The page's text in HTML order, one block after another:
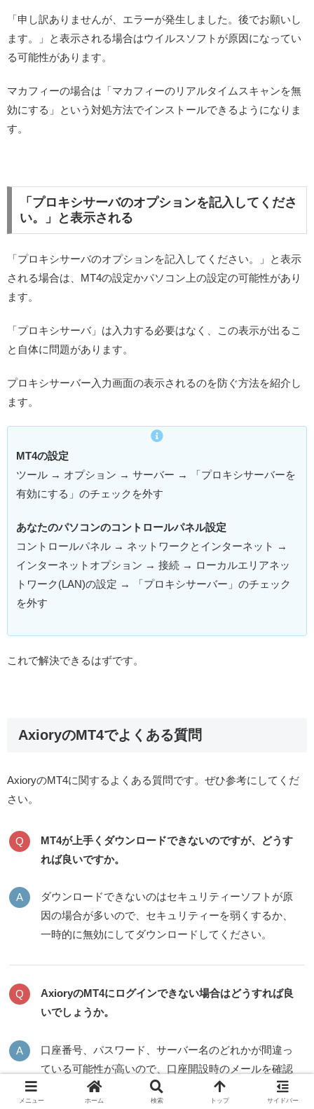
「申し訳ありませんが、エラーが発生しました。後でお願いし
ます。」と表示される場合はウイルスソフトが原因になってい
る可能性があります。
マカフィーの場合は「マカフィーのリアルタイムスキャンを無
効にする」という対処方法でインストールできるようになりま
す。
「プロキシサーバのオプションを記入してくださ
い。」と表示される
「プロキシサーバのオプションを記入してください。」と表示
される場合は、MT4の設定かパソコン上の設定の可能性があり
ます。
「プロキシサーバ」は入力する必要はなく、この表示が出るこ
と自体に問題があります。
プロキシサーバー入力画面の表示されるのを防ぐ方法を紹介し
ます。
MT4の設定
ツール → オプション → サーバー → 「プロキシサーバーを
有効にする」のチェックを外す
あなたのパソコンのコントロールパネル設定
コントロールパネル → ネットワークとインターネット →
インターネットオプション → 接続 → ローカルエリアネッ
トワーク(LAN)の設定 → 「プロキシサーバー」のチェック
を外す
これで解決できるはずです。
AxioryのMT4でよくある質問
AxioryのMT4に関するよくある質問です。ぜひ参考にしてくだ
さい。
MT4が上手くダウンロードできないのですが、どうす
れば良いですか。
ダウンロードできないのはセキュリティーソフトが原
因の場合が多いので、セキュリティーを弱くするか、
一時的に無効にしてダウンロードしてください。
AxioryのMT4にログインできない場合はどうすれば良
いでしょうか。
口座番号、パスワード、サーバー名のどれかが間違っ
ている可能性が高いので、口座開設時のメールを確認
するようにしてください。
メニュー ホーム 検索 トップ サイドバー